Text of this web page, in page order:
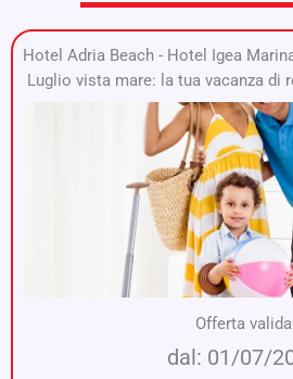
Hotel Adria Beach - Hotel Igea
Luglio vista mare: la tua vacanza di
Offerta valida
dal: 01/07/